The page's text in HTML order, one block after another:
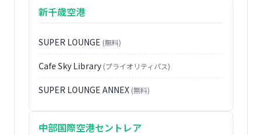
新千歳空港
SUPER LOUNGE (無料)
Cafe Sky Library (プライオリティパス)
SUPER LOUNGE ANNEX (無料)
中部国際空港セントレア